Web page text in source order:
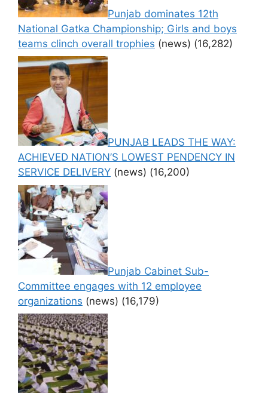
Punjab dominates 12th
National Gatka Championship; Girls and boys
teams clinch overall trophies (news) (16,282)
PUNJAB LEADS THE WAY:
ACHIEVED NATION’S LOWEST PENDENCY IN
SERVICE DELIVERY (news) (16,200)
Punjab Cabinet Sub-
Committee engages with 12 employee
organizations (news) (16,179)